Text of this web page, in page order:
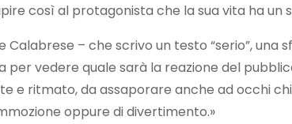
così al protagonista che la sua vita ha un
– che scrivo un testo “serio”,
per vedere quale sarà la reazione del
e ritmato, da assaporare anche ad occhi
oppure di divertimento.»